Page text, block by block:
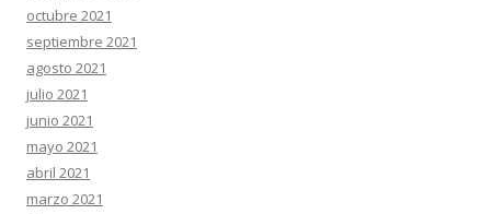
octubre 2021
septiembre 2021
agosto 2021
julio 2021
junio 2021
mayo 2021
abril 2021
marzo 2021